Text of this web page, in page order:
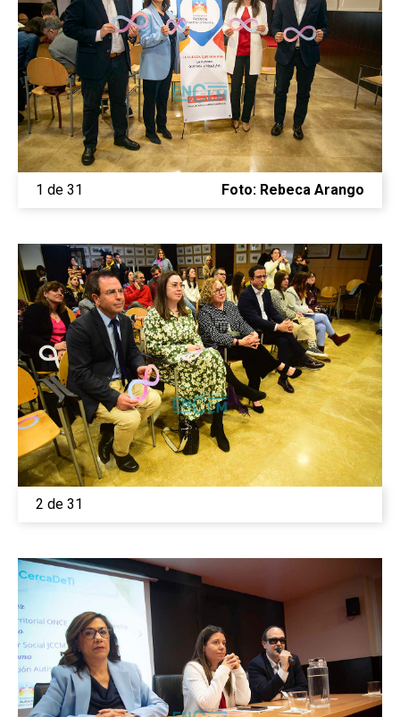
1 de 31 Foto: Rebeca Arango
2 de 31